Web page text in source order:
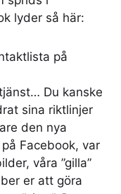
lyder så här:
på
Du kanske
sina riktlinjer
den nya
på Facebook, var
våra ”gilla”
er att göra